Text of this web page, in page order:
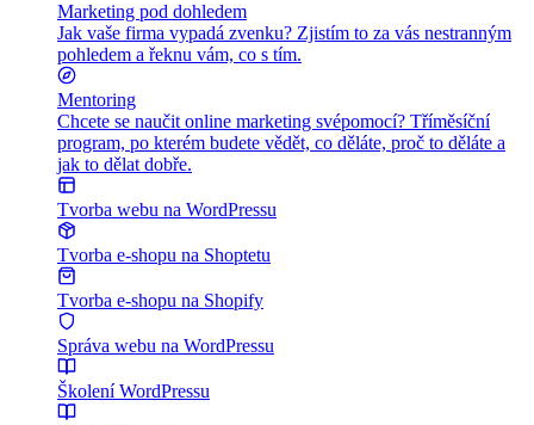
Marketing pod dohledem
Jak vaše firma vypadá zvenku? Zjistím to za vás nestranným
pohledem a řeknu vám, co s tím.
Mentoring
Chcete se naučit online marketing svépomocí? Tříměsíční
program, po kterém budete vědět, co děláte, proč to děláte a
jak to dělat dobře.
Tvorba webu na WordPressu
Tvorba e-shopu na Shoptetu
Tvorba e-shopu na Shopify
Správa webu na WordPressu
Školení WordPressu